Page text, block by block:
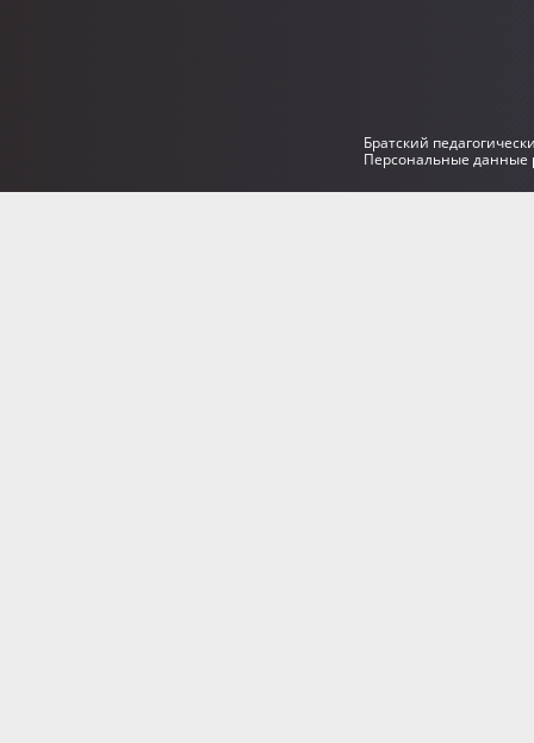
Братский
Персональные данные